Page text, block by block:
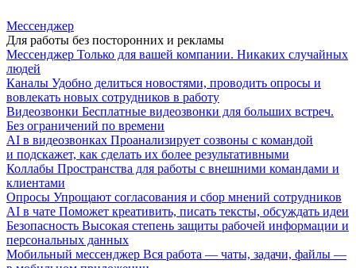
Мессенджер
Для работы без посторонних и рекламы
Мессенджер Только для вашей компании. Никаких случайных
людей
Каналы Удобно делиться новостями, проводить опросы и
вовлекать новых сотрудников в работу
Видеозвонки Бесплатные видеозвонки для больших встреч.
Без ограничений по времени
AI в видеозвонках Проанализирует созвоны с командой
и подскажет, как сделать их более результативными
Коллабы Пространства для работы с внешними командами и
клиентами
Опросы Упрощают согласования и сбор мнений сотрудников
AI в чате Поможет креативить, писать тексты, обсуждать идеи
Безопасность Высокая степень защиты рабочей информации и
персональных данных
Мобильный мессенджер Вся работа — чаты, задачи, файлы —